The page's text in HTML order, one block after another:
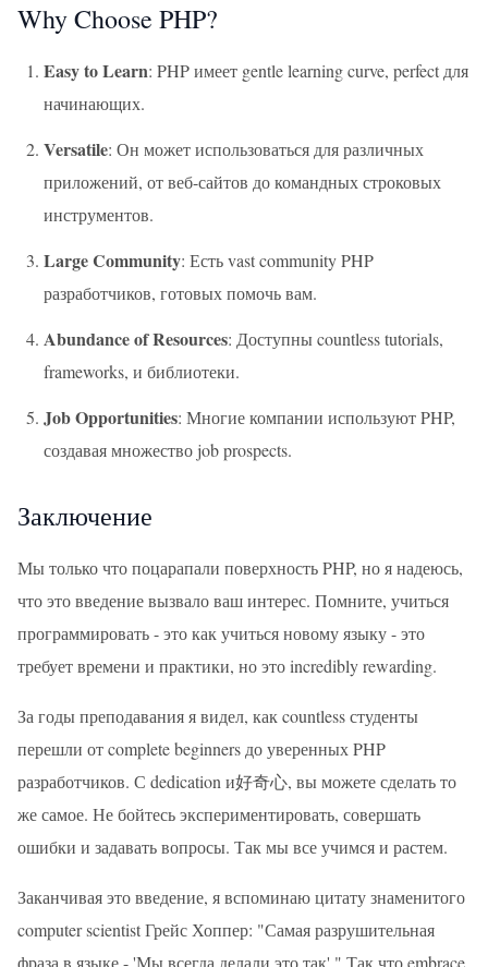
Why Choose PHP?
Easy to Learn: PHP имеет gentle learning curve, perfect для
начинающих.
Versatile: Он может использоваться для различных
приложений, от веб-сайтов до командных строковых
инструментов.
Large Community: Есть vast community PHP
разработчиков, готовых помочь вам.
Abundance of Resources: Доступны countless tutorials,
frameworks, и библиотеки.
Job Opportunities: Многие компании используют PHP,
создавая множество job prospects.
Заключение
Мы только что поцарапали поверхность PHP, но я надеюсь,
что это введение вызвало ваш интерес. Помните, учиться
программировать - это как учиться новому языку - это
требует времени и практики, но это incredibly rewarding.
За годы преподавания я видел, как countless студенты
перешли от complete beginners до уверенных PHP
разработчиков. С dedication и好奇心, вы можете сделать то
же самое. Не бойтесь экспериментировать, совершать
ошибки и задавать вопросы. Так мы все учимся и растем.
Заканчивая это введение, я вспоминаю цитату знаменитого
computer scientist Грейс Хоппер: "Самая разрушительная
фраза в языке - 'Мы всегда делали это так'." Так что embrace